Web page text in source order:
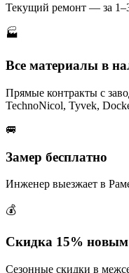
Текущий ремонт — за
🏭
Все материалы в
Прямые контракты с
TechnoNicol, Tyvek,
🚐
Замер бесплатно
Инженер выезжает в
💰
Скидка 15%
Сезонные скидки в